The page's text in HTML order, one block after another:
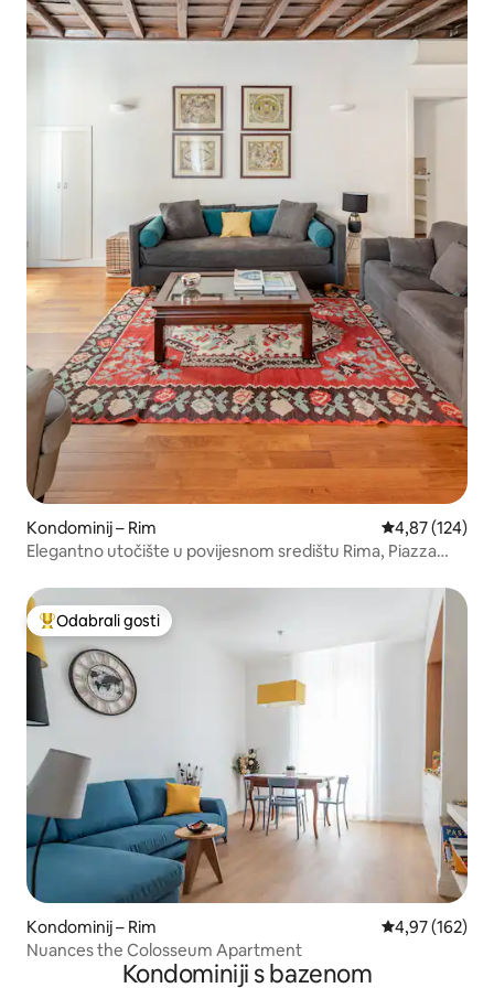
Kondominij – Rim Prosječna
4,87 (124)
Elegantno utočište u povijesnom središtu Rima, Piazza
Među najviše rangiranima s oznakom „Odabrali gosti”
Odabrali gosti
Kondominij – Rim Prosječna
4,97 (162)
Nuances the Colosseum Apartment
Kondominiji s bazenom